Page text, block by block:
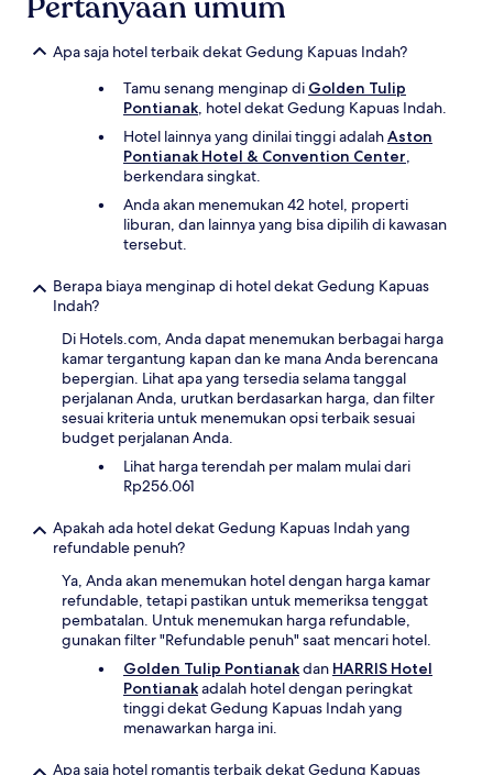
Apa saja hotel terbaik dekat Gedung Kapuas Indah?
Tamu senang menginap di Golden Tulip
Pontianak, hotel dekat Gedung Kapuas Indah.
Hotel lainnya yang dinilai tinggi adalahAston
Pontianak Hotel & Convention Center,
berkendara singkat.
Anda akan menemukan 42 hotel, properti
liburan, dan lainnya yang bisa dipilih di kawasan
tersebut.
Berapa biaya menginap di hotel dekat Gedung Kapuas
Indah?
Di Hotels.com, Anda dapat menemukan berbagai harga
kamar tergantung kapan dan ke mana Anda berencana
bepergian. Lihat apa yang tersedia selama tanggal
perjalanan Anda, urutkan berdasarkan harga, dan filter
sesuai kriteria untuk menemukan opsi terbaik sesuai
budget perjalanan Anda.
Lihat harga terendah per malam mulai dari
Rp256.061
Apakah ada hotel dekat Gedung Kapuas Indah yang
refundable penuh?
Ya, Anda akan menemukan hotel dengan harga kamar
refundable, tetapi pastikan untuk memeriksa tenggat
pembatalan. Untuk menemukan harga refundable,
gunakan filter "Refundable penuh" saat mencari hotel.
Golden Tulip Pontianakdan HARRIS Hotel
Pontianakadalah hotel dengan peringkat
tinggi dekat Gedung Kapuas Indah yang
menawarkan harga ini.
Apa saja hotel romantis terbaik dekat Gedung Kapuas